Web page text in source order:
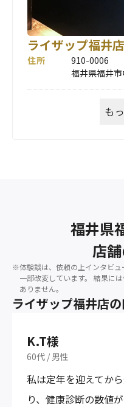
ライザップ福井店
住所
910-0006
福井県福井
も
福井県
店
※体験談は、依頼の上インタビュ
一部改変しています。
結果に
ありません。
ライザップ福井店
K.T様
60代 / 男性
私は定年を迎えてか
り、健康診断の数値